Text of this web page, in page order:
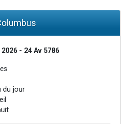
- 24 Av 5786
du jour